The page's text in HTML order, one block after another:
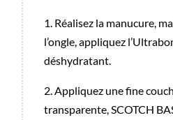
1. Réalisez la manucure,
l’ongle, appliquez
déshydratant.
2. Appliquez une fine
transparente, SCOTCH